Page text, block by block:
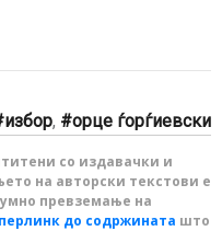
избор, орце ѓорѓиевски
со издавачки и
на авторски текстови е
превземање на
до содржината што